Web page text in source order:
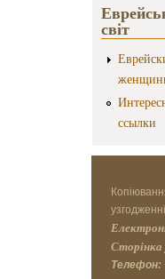
світ
ссылки
Сторінка
Телефон: